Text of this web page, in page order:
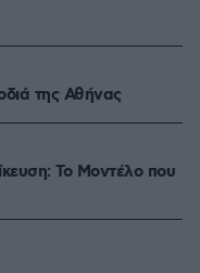
της Αθήνας
Το Mοντέλο που